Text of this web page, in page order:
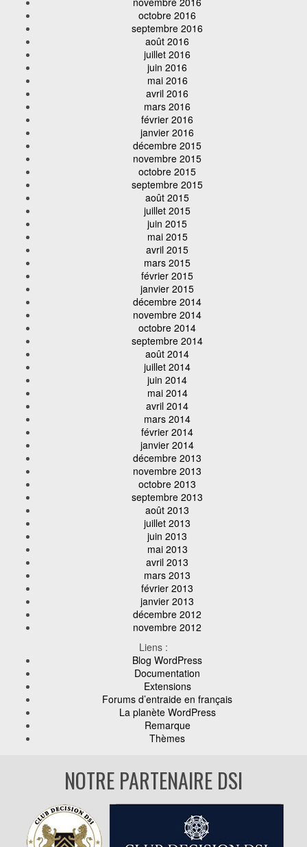
octobre 2016
septembre 2016
août 2016
juillet 2016
juin 2016
mai 2016
avril 2016
mars 2016
février 2016
janvier 2016
décembre 2015
novembre 2015
octobre 2015
septembre 2015
août 2015
juillet 2015
juin 2015
mai 2015
avril 2015
mars 2015
février 2015
janvier 2015
décembre 2014
novembre 2014
octobre 2014
septembre 2014
août 2014
juillet 2014
juin 2014
mai 2014
avril 2014
mars 2014
février 2014
janvier 2014
décembre 2013
novembre 2013
octobre 2013
septembre 2013
août 2013
juillet 2013
juin 2013
mai 2013
avril 2013
mars 2013
février 2013
janvier 2013
décembre 2012
novembre 2012
Liens :
Blog WordPress
Documentation
Extensions
Forums d’entraide en français
La planète WordPress
Remarque
Thèmes
NOTRE PARTENAIRE DSI